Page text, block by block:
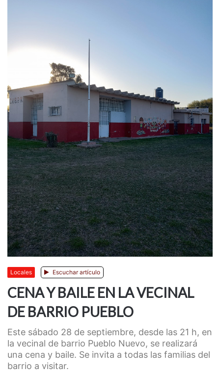
Locales Escuchar artículo
CENA Y BAILE EN LA VECINAL
DE BARRIO PUEBLO
Este sábado 28 de septiembre, desde las 21 h, en
la vecinal de barrio Pueblo Nuevo, se realizará
una cena y baile. Se invita a todas las familias del
barrio a visitar.